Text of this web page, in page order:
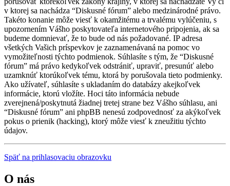
v ktorej sa nachádza “Diskusné fórum” alebo medzinárodné právo.
Takéto konanie môže viesť k okamžitému a trvalému vylúčeniu, s
upozornením Vášho poskytovateľa internetového pripojenia, ak sa
budeme domnievať, že to bude od nás požadované. IP adresa
všetkých Vašich príspevkov je zaznamenávaná na pomoc vo
vymožiteľnosti týchto podmienok. Súhlasíte s tým, že “Diskusné
fórum” má právo kedykoľvek odstrániť, upraviť, presunúť alebo
uzamknúť ktorúkoľvek tému, ktorá by porušovala tieto podmienky.
Ako užívateľ, súhlasíte s ukladaním do databázy akejkoľvek
informácie, ktorú vložíte. Hoci táto informácia nebude
zverejnená/poskytnutá žiadnej tretej strane bez Vášho súhlasu, ani
“Diskusné fórum” ani phpBB nenesú zodpovednosť za akýkoľvek
pokus o prienik (hacking), ktorý môže viesť k zneužitiu týchto
údajov.
Späť na prihlasovaciu obrazovku
O nás